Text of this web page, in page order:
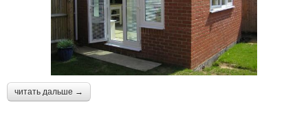
читать дальше →